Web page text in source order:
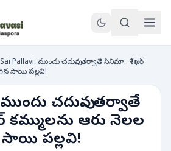
Sai Pallavi: ముందు చదువు.. తర్వాతే సినిమా.. శేఖర్
సాయి పల్లవి!
చదువు.. తర్వాతే
ఆరు నెలల
పల్లవి!